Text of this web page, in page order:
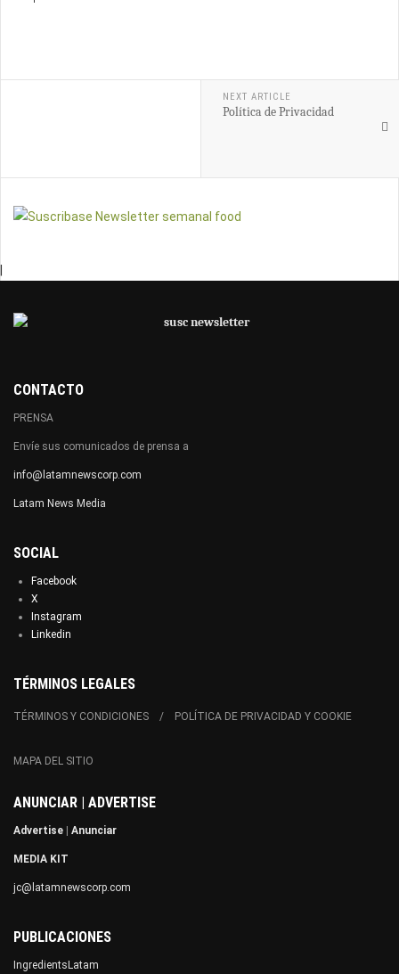
NEXT ARTICLE
Política de Privacidad
CONTACTO
PRENSA
Envíe sus comunicados de prensa a
info@latamnewscorp.com
Latam News Media
SOCIAL
Facebook
X
Instagram
Linkedin
TÉRMINOS LEGALES
TÉRMINOS Y CONDICIONES POLÍTICA DE PRIVACIDAD Y COOKIE
MAPA DEL SITIO
ANUNCIAR | ADVERTISE
Advertise Anunciar
MEDIA KIT
jc@latamnewscorp.com
PUBLICACIONES
IngredientsLatam